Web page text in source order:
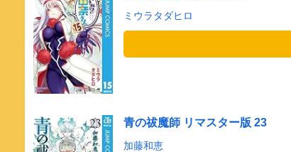
ミウラタダヒロ
青の祓魔師 リマスター版 23
加藤和恵